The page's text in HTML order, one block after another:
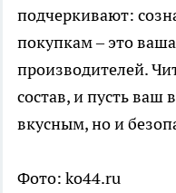
подчеркивают:
покупкам – это
производителей.
состав, и пусть ваш
вкусным, но и
Фото: ko44.ru